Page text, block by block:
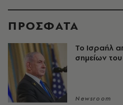
ΠΡΟΣΦΑΤΑ
Το Ισραήλ
σημείων
Newsroom